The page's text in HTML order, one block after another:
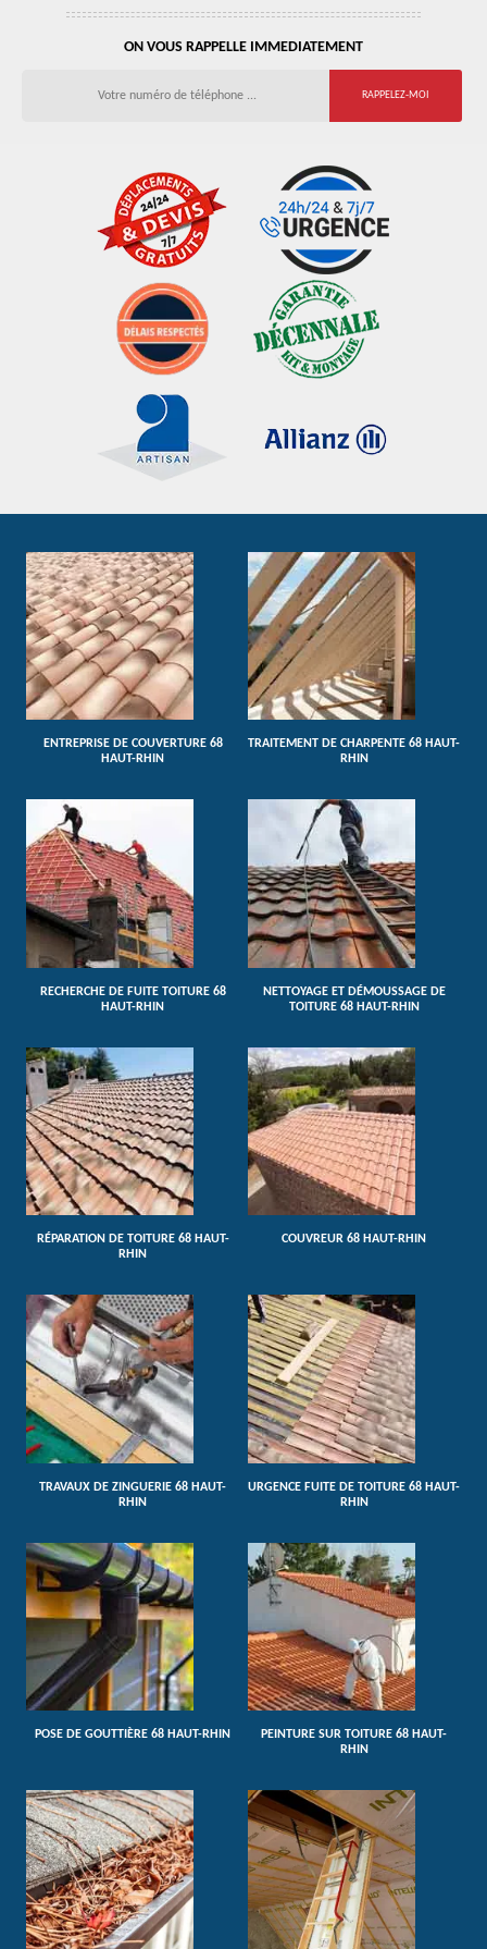
ON VOUS RAPPELLE IMMEDIATEMENT
ENTREPRISE DE COUVERTURE 68
HAUT-RHIN
TRAITEMENT DE CHARPENTE 68 HAUT-
RHIN
RECHERCHE DE FUITE TOITURE 68
HAUT-RHIN
NETTOYAGE ET DÉMOUSSAGE DE
TOITURE 68 HAUT-RHIN
RÉPARATION DE TOITURE 68 HAUT-
RHIN
COUVREUR 68 HAUT-RHIN
TRAVAUX DE ZINGUERIE 68 HAUT-
RHIN
URGENCE FUITE DE TOITURE 68 HAUT-
RHIN
POSE DE GOUTTIÈRE 68 HAUT-RHIN
PEINTURE SUR TOITURE 68 HAUT-
RHIN